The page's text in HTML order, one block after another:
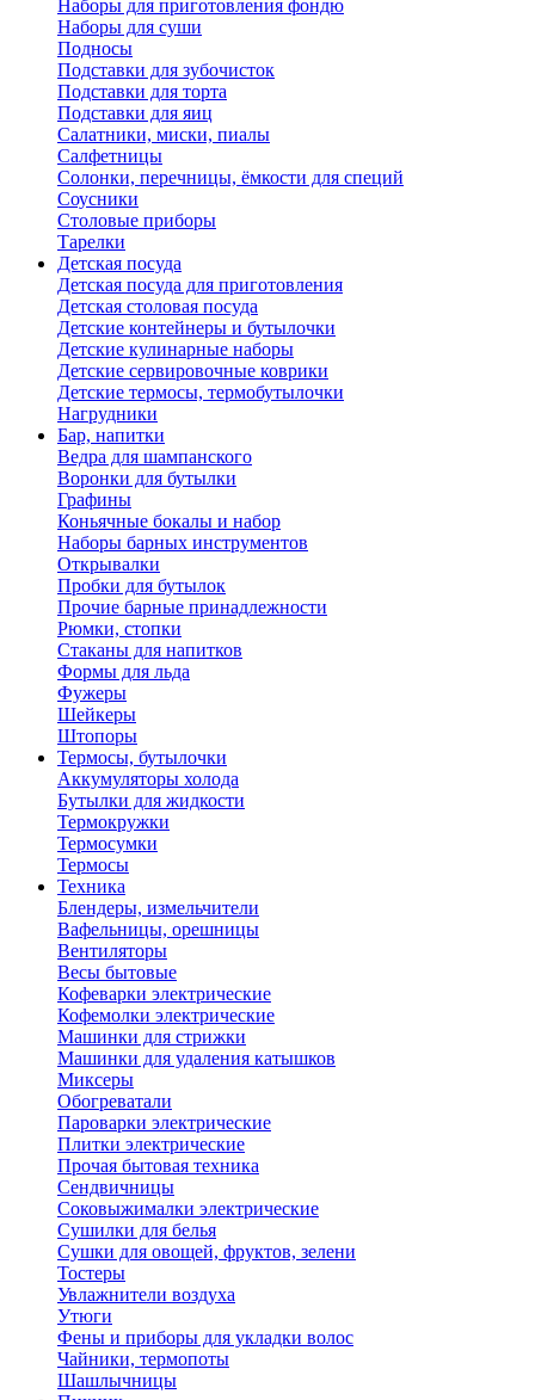
Наборы для приготовления фондю
Наборы для суши
Подносы
Подставки для зубочисток
Подставки для торта
Подставки для яиц
Салатники, миски, пиалы
Салфетницы
Солонки, перечницы, ёмкости для специй
Соусники
Столовые приборы
Тарелки
Детская посуда
Детская посуда для приготовления
Детская столовая посуда
Детские контейнеры и бутылочки
Детские кулинарные наборы
Детские сервировочные коврики
Детские термосы, термобутылочки
Нагрудники
Бар, напитки
Ведра для шампанского
Воронки для бутылки
Графины
Коньячные бокалы и набор
Наборы барных инструментов
Открывалки
Пробки для бутылок
Прочие барные принадлежности
Рюмки, стопки
Стаканы для напитков
Формы для льда
Фужеры
Шейкеры
Штопоры
Термосы, бутылочки
Аккумуляторы холода
Бутылки для жидкости
Термокружки
Термосумки
Термосы
Техника
Блендеры, измельчители
Вафельницы, орешницы
Вентиляторы
Весы бытовые
Кофеварки электрические
Кофемолки электрические
Машинки для стрижки
Машинки для удаления катышков
Миксеры
Обогреватали
Пароварки электрические
Плитки электрические
Прочая бытовая техника
Сендвичницы
Соковыжималки электрические
Сушилки для белья
Сушки для овощей, фруктов, зелени
Тостеры
Увлажнители воздуха
Утюги
Фены и приборы для укладки волос
Чайники, термопоты
Шашлычницы